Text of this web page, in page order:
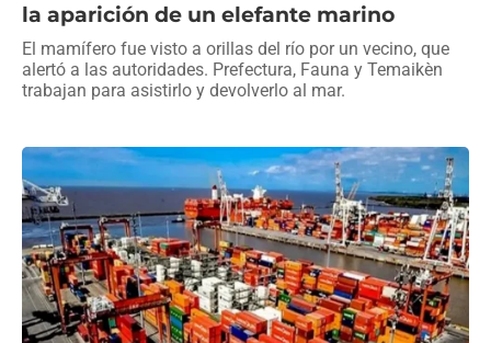
la aparición de un elefante marino
El mamífero fue visto a orillas del río por un vecino, que
alertó a las autoridades. Prefectura, Fauna y Temaikèn
trabajan para asistirlo y devolverlo al mar.